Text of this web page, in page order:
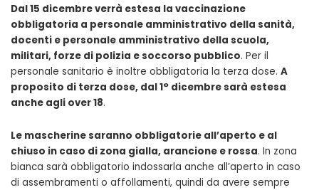
Dal 15 dicembre verrà estesa la vaccinazione
obbligatoria a personale amministrativo della sanità,
docenti e personale amministrativo della scuola,
militari, forze di polizia e soccorso pubblico. Per il
personale sanitario è inoltre obbligatoria la terza dose. A
proposito di terza dose, dal 1° dicembre sarà estesa
anche agli over 18.
Le mascherine saranno obbligatorie all’aperto e al
chiuso in caso di zona gialla, arancione e rossa. In zona
bianca sarà obbligatorio indossarla anche all’aperto in caso
di assembramenti o affollamenti, quindi da avere sempre